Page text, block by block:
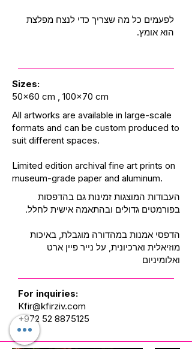
לפעמים כל מה שצריך כדי לנצח מפלצת
הוא אומץ.
Sizes:
50x60 cm , 100x70 cm
All artworks are available in large-scale
formats and can be custom produced to
suit different spaces.
Limited edition archival fine art prints on
museum-grade paper and aluminum.
העבודות המוצגות זמינות גם בהדפסות
בפורמטים גדולים ובהתאמה אישית לחלל.
הדפסי אמנות במהדורה מוגבלת, באיכות
מוזיאלית וארכיונית, על נייר פיין ארט
ואלומיניום
For inquiries:
Kfir@kfirziv.com
+972 52 8875125